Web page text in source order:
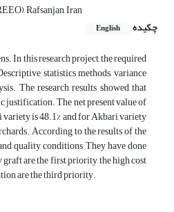
Rafsanjan, Iran
چکیده
English
In this research project, the required
statistics methods, variance
The research results showed that
justification. The net present value of
is 48.1% and for Akbari variety
According to the results of the
quality conditions, They have done
are the first priority, the high cost
are the third priority.